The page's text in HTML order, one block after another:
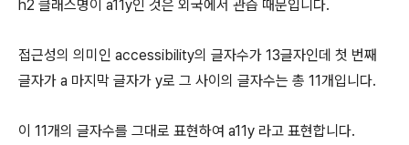
h2 클래스명이 a11y인 것은 외국에서 관습 때문입니다.
접근성의 의미인 accessibility의 글자수가 13글자인데 첫 번째
글자가 a 마지막 글자가 y로 그 사이의 글자수는 총 11개입니다.
이 11개의 글자수를 그대로 표현하여 a11y 라고 표현합니다.